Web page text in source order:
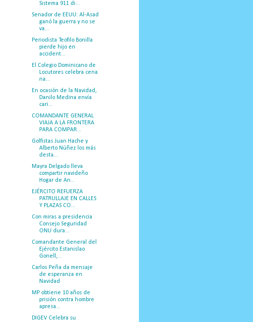
Sistema 911 di...
Senador de EEUU: Al-Asad
ganó la guerra y no se
va...
Periodista Teofilo Bonilla
pierde hijo en
accident...
El Colegio Dominicano de
Locutores celebra cena
na...
En ocasión de la Navidad,
Danilo Medina envía
cari...
COMANDANTE GENERAL
VIAJA A LA FRONTERA
PARA COMPAR...
Golfistas Juan Hache y
Alberto Núñez los más
desta...
Mayra Delgado lleva
compartir navideño
Hogar de An...
EJÉRCITO REFUERZA
PATRULLAJE EN CALLES
Y PLAZAS CO...
Con miras a presidencia
Consejo Seguridad
ONU dura...
Comandante General del
Ejército Estanislao
Gonell,...
Carlos Peña da mensaje
de esperanza en
Navidad
MP obtiene 10 años de
prisión contra hombre
apresa...
DIGEV Celebra su